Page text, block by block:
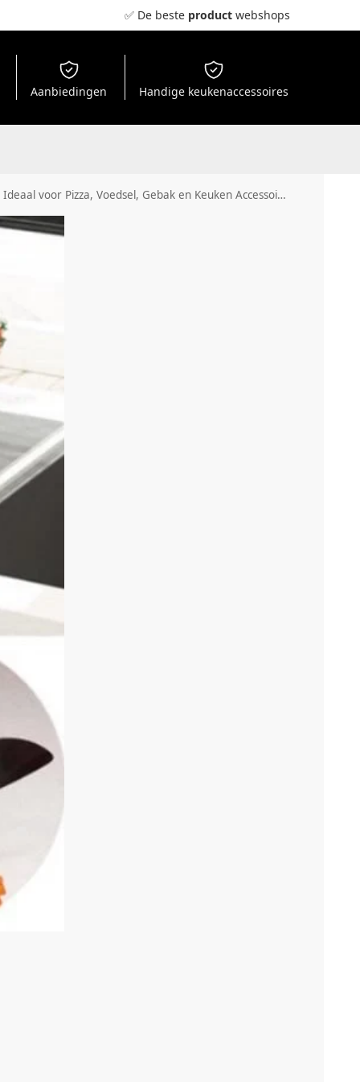
✅ De beste product webshops
Aanbiedingen Handige keukenaccessoires
voor Pizza, Voedsel, Gebak en Keuken Accessoires